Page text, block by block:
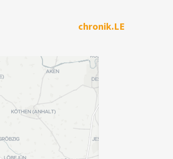
chronik.LE